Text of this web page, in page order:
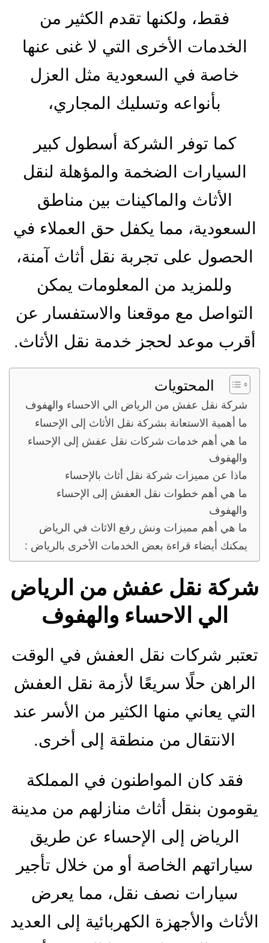
فقط، ولكنها تقدم الكثير من
الخدمات الأخرى التي لا غنى عنها
خاصة في السعودية مثل العزل
بأنواعه وتسليك المجاري،
كما توفر الشركة أسطول كبير
السيارات الضخمة والمؤهلة لنقل
الأثاث والماكينات بين مناطق
السعودية، مما يكفل حق العملاء في
الحصول على تجربة نقل أثاث آمنة،
وللمزيد من المعلومات يمكن
التواصل مع موقعنا والاستفسار عن
أقرب موعد لحجز خدمة نقل الأثاث.
المحتويات
شركة نقل عفش من الرياض الي الاحساء والهفوف
ما أهمية الاستعانة بشركة نقل الأثاث إلى الإحساء
ما هي أهم خدمات شركات نقل عفش إلى الإحساء
والهفوف
ماذا عن مميزات شركة نقل أثاث بالإحساء
ما هي أهم خطوات نقل العفش إلى الإحساء
والهفوف
ما هي أهم مميزات ونش رفع الاثاث في الرياض
يمكنك أيضاء قراءة بعض الخدمات الأخرى بالرياض :
شركة نقل عفش من الرياض
الي الاحساء والهفوف
تعتبر شركات نقل العفش في الوقت
الراهن حلًا سريعًا لأزمة نقل العفش
التي يعاني منها الكثير من الأسر عند
الانتقال من منطقة إلى أخرى.
فقد كان المواطنون في المملكة
يقومون بنقل أثاث منازلهم من مدينة
الرياض إلى الإحساء عن طريق
سياراتهم الخاصة أو من خلال تأجير
سيارات نصف نقل، مما يعرض
الأثاث والأجهزة الكهربائية إلى العديد